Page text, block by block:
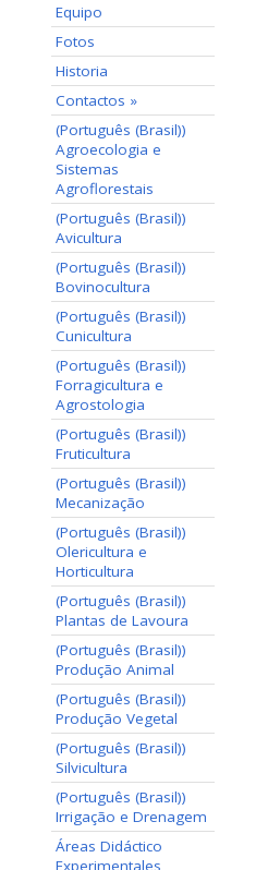
Equipo
Fotos
Historia
Contactos »
(Português (Brasil))
Agroecologia e
Sistemas
Agroflorestais
(Português (Brasil))
Avicultura
(Português (Brasil))
Bovinocultura
(Português (Brasil))
Cunicultura
(Português (Brasil))
Forragicultura e
Agrostologia
(Português (Brasil))
Fruticultura
(Português (Brasil))
Mecanização
(Português (Brasil))
Olericultura e
Horticultura
(Português (Brasil))
Plantas de Lavoura
(Português (Brasil))
Produção Animal
(Português (Brasil))
Produção Vegetal
(Português (Brasil))
Silvicultura
(Português (Brasil))
Irrigação e Drenagem
Áreas Didáctico
Experimentales